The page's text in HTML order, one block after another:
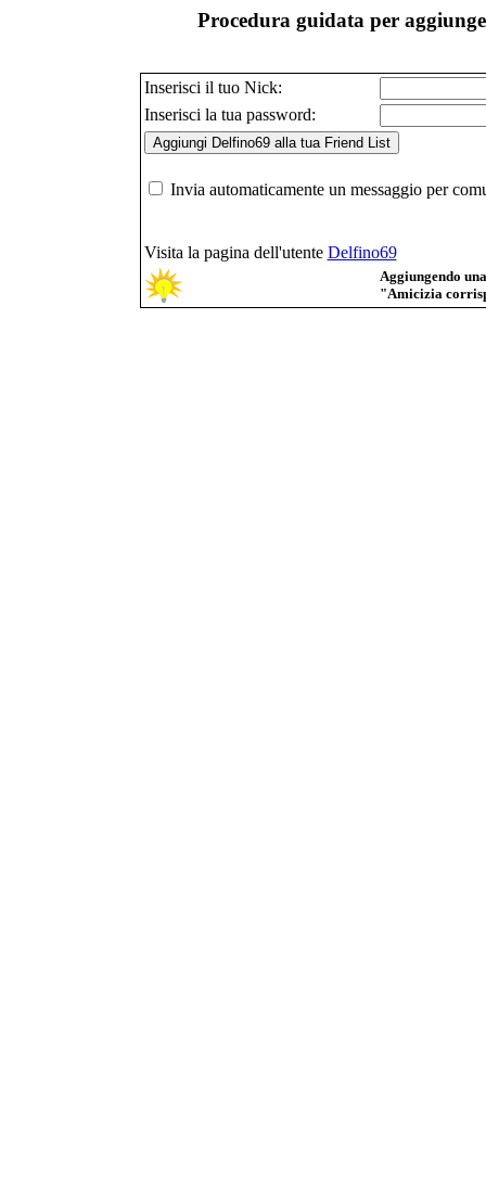
Procedura guidata per
Inserisci il tuo Nick:
Inserisci la tua password:
Invia automaticamente un messaggio per
Visita la pagina dell'utente Delfino69
Aggiungendo
"Amicizia